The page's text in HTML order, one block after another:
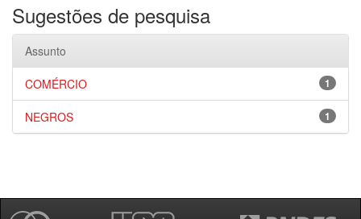
Sugestões de pesquisa
Assunto
1
COMÉRCIO
1
NEGROS